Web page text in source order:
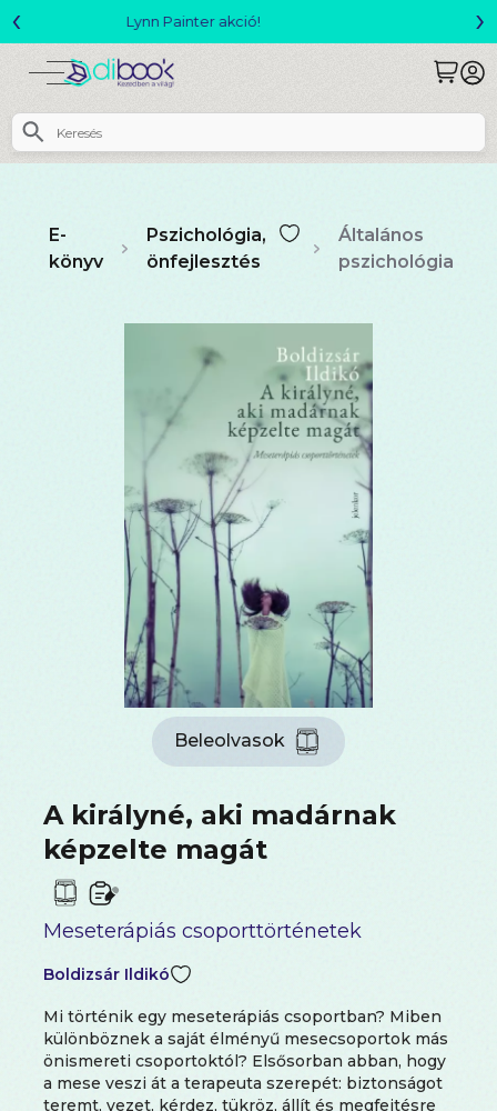
Megjelent! L. J. Shen: Legvadabb álmaimban szeretlek
‹ ›
E-
könyv
Pszichológia,
önfejlesztés
Általános
pszichológia
Beleolvasok
A királyné, aki madárnak
képzelte magát
Meseterápiás csoporttörténetek
Boldizsár Ildikó
Mi történik egy meseterápiás csoportban? Miben
különböznek a saját élményű mesecsoportok más
önismereti csoportoktól? Elsősorban abban, hogy
a mese veszi át a terapeuta szerepét: biztonságot
teremt, vezet, kérdez, tükröz, állít és megfejtésre